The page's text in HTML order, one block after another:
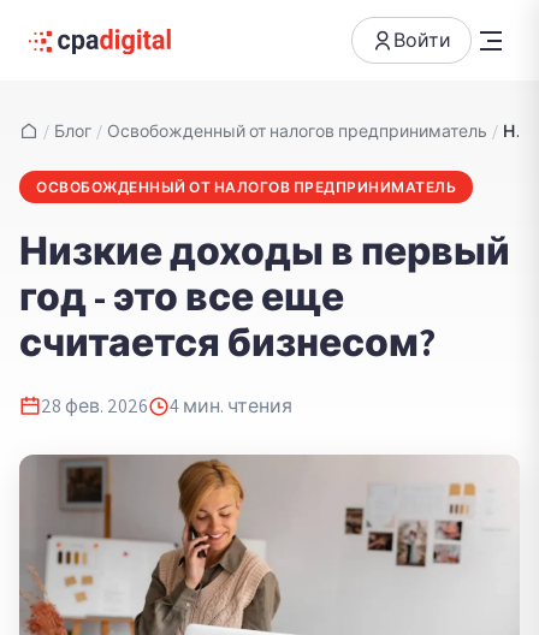
Войти
/ Блог / Освобожденный от налогов предприниматель / Низкие доходы в первый год - это все еще считается бизнесом?
ОСВОБОЖДЕННЫЙ ОТ НАЛОГОВ ПРЕДПРИНИМАТЕЛЬ
Низкие доходы в первый
год - это все еще
считается бизнесом?
28 фев. 2026 4мин. чтения